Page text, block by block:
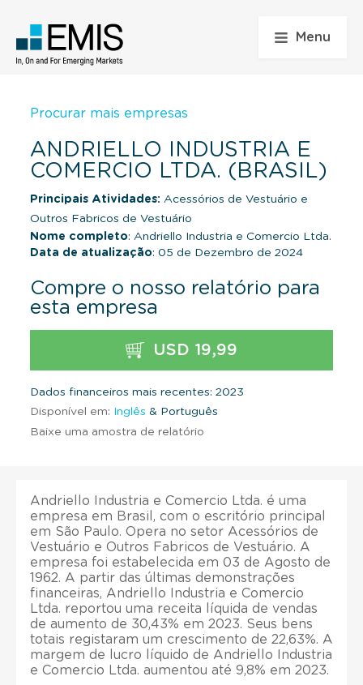
Menu
Procurar mais empresas
ANDRIELLO INDUSTRIA E
COMERCIO LTDA. (BRASIL)
Principais Atividades: Acessórios de Vestuário e
Outros Fabricos de Vestuário
Nome completo: Andriello Industria e Comercio Ltda.
Data de atualização: 05 de Dezembro de 2024
Compre o nosso relatório para
esta empresa
USD 19,99
Dados financeiros mais recentes: 2023
Disponível em: Inglês & Português
Baixe uma amostra de relatório
Andriello Industria e Comercio Ltda. é uma
empresa em Brasil, com o escritório principal
em São Paulo. Opera no setor Acessórios de
Vestuário e Outros Fabricos de Vestuário. A
empresa foi estabelecida em 03 de Agosto de
1962. A partir das últimas demonstrações
financeiras, Andriello Industria e Comercio
Ltda. reportou uma receita líquida de vendas
de aumento de 30,43% em 2023. Seus bens
totais registaram um crescimento de 22,63%. A
margem de lucro líquido de Andriello Industria
e Comercio Ltda. aumentou até 9,8% em 2023.